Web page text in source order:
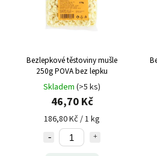
Bezlepkové těstoviny mušle
250g POVA bez lepku
Skladem (>5 ks)
46,70 Kč
186,80 Kč / 1 kg